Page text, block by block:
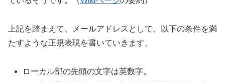
上記を踏まえて、メールアドレスとして、以下の条件を満
たすような正規表現を書いていきます。
ローカル部の先頭の文字は英数字。